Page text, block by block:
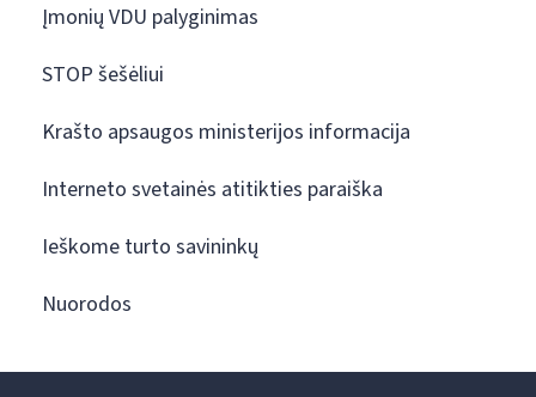
Įmonių VDU palyginimas
STOP šešėliui
Krašto apsaugos ministerijos informacija
Interneto svetainės atitikties paraiška
Ieškome turto savininkų
Nuorodos